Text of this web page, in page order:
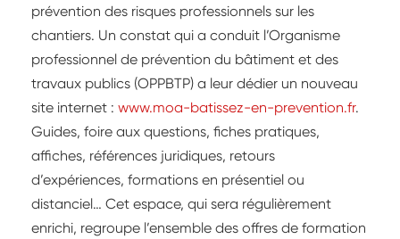
prévention des risques professionnels sur les
chantiers. Un constat qui a conduit l’Organisme
professionnel de prévention du bâtiment et des
travaux publics (OPPBTP) a leur dédier un nouveau
site internet : www.moa-batissez-en-prevention.fr.
Guides, foire aux questions, fiches pratiques,
affiches, références juridiques, retours
d’expériences, formations en présentiel ou
distanciel… Cet espace, qui sera régulièrement
enrichi, regroupe l’ensemble des offres de formation